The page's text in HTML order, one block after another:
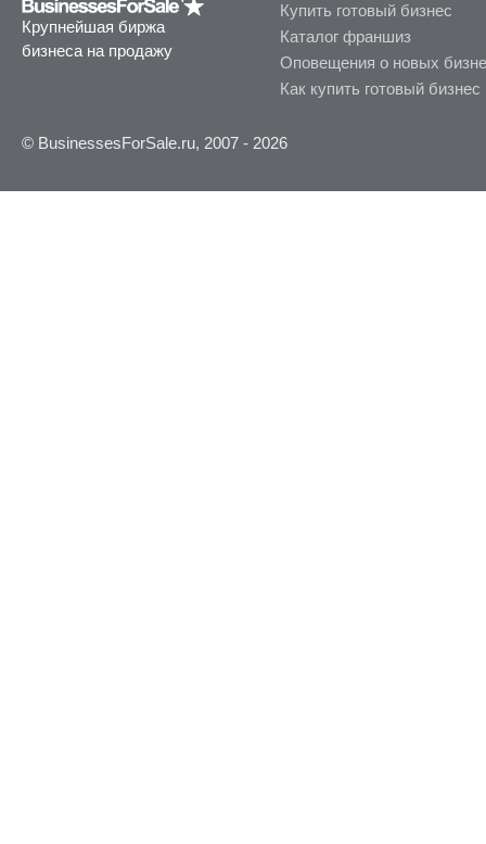
Крупнейшая биржа
бизнеса на продажу
Купить готовый бизнес
Каталог франшиз
Оповещения о новых
Как купить готовый бизнес
© BusinessesForSale.ru, 2007 - 2026